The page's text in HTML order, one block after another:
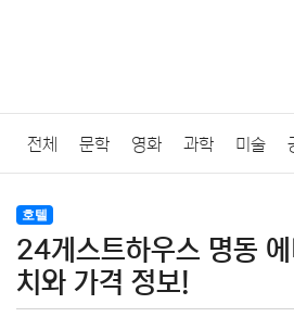
전체 문학 영화 과학 미술
법률
질병 가요 방송 일상 주식
호텔
24게스트하우스 명동
치와 가격 정보!